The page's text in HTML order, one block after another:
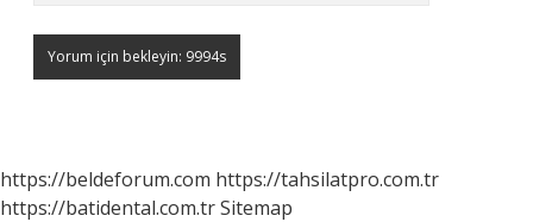
https://beldeforum.com https://tahsilatpro.com.tr
https://batidental.com.trSitemap